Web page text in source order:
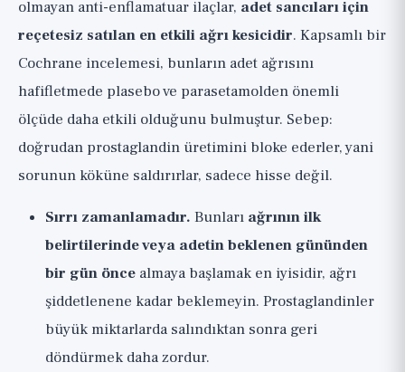
olmayan anti-enflamatuar ilaçlar, adet sancıları için
reçetesiz satılan en etkili ağrı kesicidir. Kapsamlı bir
Cochrane incelemesi, bunların adet ağrısını
hafifletmede plasebo ve parasetamolden önemli
ölçüde daha etkili olduğunu bulmuştur. Sebep:
doğrudan prostaglandin üretimini bloke ederler, yani
sorunun köküne saldırırlar, sadece hisse değil.
Sırrı zamanlamadır. Bunları ağrının ilk
belirtilerinde veya adetin beklenen gününden
bir gün önce almaya başlamak en iyisidir, ağrı
şiddetlenene kadar beklemeyin. Prostaglandinler
büyük miktarlarda salındıktan sonra geri
döndürmek daha zordur.